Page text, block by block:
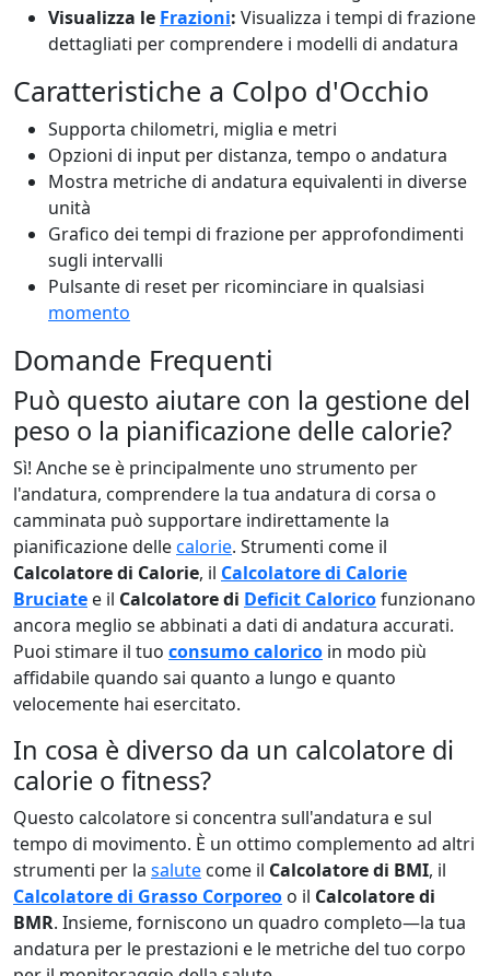
Visualizza le Frazioni: Visualizza i tempi di frazione
dettagliati per comprendere i modelli di andatura
Caratteristiche a Colpo d'Occhio
Supporta chilometri, miglia e metri
Opzioni di input per distanza, tempo o andatura
Mostra metriche di andatura equivalenti in diverse
unità
Grafico dei tempi di frazione per approfondimenti
sugli intervalli
Pulsante di reset per ricominciare in qualsiasi
momento
Domande Frequenti
Può questo aiutare con la gestione del
peso o la pianificazione delle calorie?
Sì! Anche se è principalmente uno strumento per
l'andatura, comprendere la tua andatura di corsa o
camminata può supportare indirettamente la
pianificazione dellecalorie. Strumenti come il
Calcolatore di Calorie, il Calcolatore di Calorie
Bruciate e il Calcolatore di Deficit Caloricofunzionano
ancora meglio se abbinati a dati di andatura accurati.
Puoi stimare il tuo consumo calorico in modo più
affidabile quando sai quanto a lungo e quanto
velocemente hai esercitato.
In cosa è diverso da un calcolatore di
calorie o fitness?
Questo calcolatore si concentra sull'andatura e sul
tempo di movimento. È un ottimo complemento ad altri
strumenti per la salute come il Calcolatore di BMI, il
Calcolatore di Grasso Corporeo o il Calcolatore di
BMR. Insieme, forniscono un quadro completo—la tua
andatura per le prestazioni e le metriche del tuo corpo